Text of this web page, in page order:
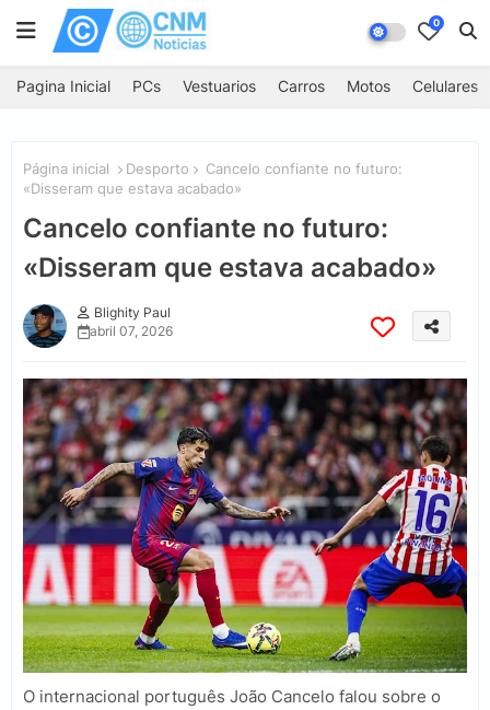
0
Pagina Inicial PCs Vestuarios Carros Motos Celulares
Página inicial Desporto
Cancelo confiante no futuro:
«Disseram que estava acabado»
Cancelo confiante no futuro:
«Disseram que estava acabado»
Blighity Paul
abril 07, 2026
O internacional português João Cancelo falou sobre o